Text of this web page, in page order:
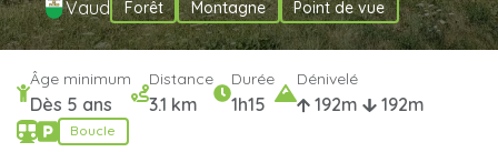
Vaud Forêt Montagne Point de vue
Âge minimum
Dès 5 ans
Distance
3.1 km
Durée
1h15
Dénivelé
192m 192m
Boucle